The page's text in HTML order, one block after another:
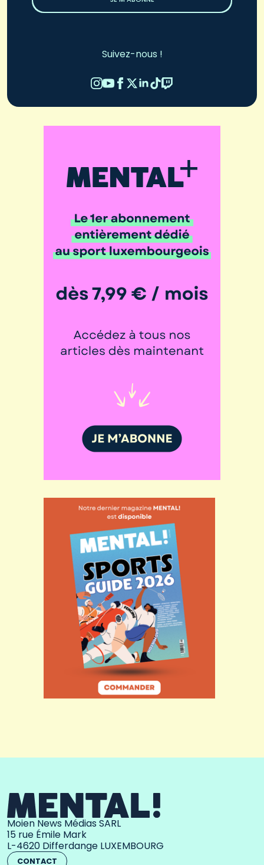
Suivez-nous !
Moien News Médias SARL
15 rue Émile Mark
L-4620 Differdange LUXEMBOURG
CONTACT